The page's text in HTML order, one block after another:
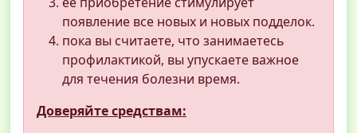
появление все новых и новых подделок.
пока вы считаете, что занимаетесь
профилактикой, вы упускаете важное
для течения болезни время.
Доверяйте средствам: